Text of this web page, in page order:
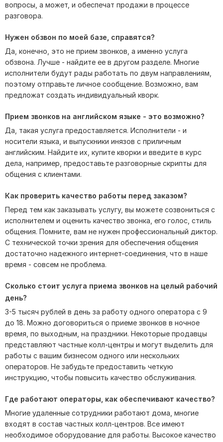
вопросы, а может, и обеспечат продажи в процессе
разговора.
Нужен обзвон по моей базе, справятся?
Да, конечно, это не прием звонков, а именно услуга
обзвона. Лучше - найдите ее в другом разделе. Многие
исполнители будут рады работать по двум направлениям,
поэтому отправьте личное сообщение. Возможно, вам
предложат создать индивидуальный кворк.
Прием звонков на английском языке - это возможно?
Да, такая услуга предоставляется. Исполнители - и
носители языка, и выпускники инязов с приличным
английским. Найдите их, купите кворки и введите в курс
дела, например, предоставьте разговорные скрипты для
общения с клиентами.
Как проверить качество работы перед заказом?
Перед тем как заказывать услугу, вы можете созвониться с
исполнителем и оценить качество звонка, его голос, стиль
общения. Помните, вам не нужен профессиональный диктор.
С технической точки зрения для обеспечения общения
достаточно надежного интернет-соединения, что в наше
время - совсем не проблема.
Сколько стоит услуга приема звонков на целый рабочий
день?
3-5 тысяч рублей в день за работу одного оператора с 9
до 18. Можно договориться о приеме звонков в ночное
время, по выходным, на праздники. Некоторые продавцы
представляют частные колл-центры и могут выделить для
работы с вашим бизнесом одного или нескольких
операторов. Не забудьте предоставить четкую
инструкцию, чтобы повысить качество обслуживания.
Где работают операторы, как обеспечивают качество?
Многие удаленные сотрудники работают дома, многие
входят в состав частных колл-центров. Все имеют
необходимое оборудование для работы. Высокое качество